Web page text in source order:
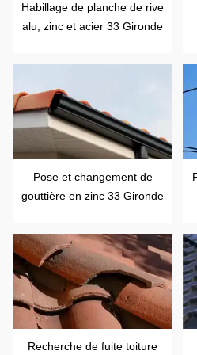
Habillage de planche de rive
alu, zinc et acier 33 Gironde
Pose et changement de
gouttière en zinc 33 Gironde
Recherche de fuite toiture